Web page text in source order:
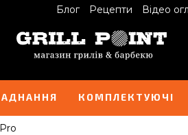
Блог Рецепти Відео
КОМПЛЕКТУЮЧІ